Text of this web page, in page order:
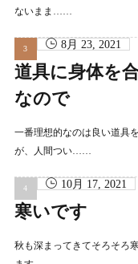
ないまま……
8月 23, 2021
道具に身体を
なので
一番理想的なのは良い道具
が、人間つい……
10月 17, 2021
寒いです
秋も深まってきてそろそろ